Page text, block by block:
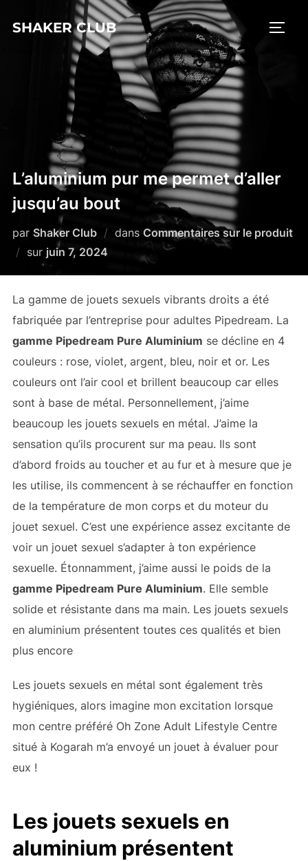
SHAKER CLUB
L’aluminium pur me permet d’aller
jusqu’au bout
par Shaker Club dans Commentaires sur le produit
sur Publié
juin 7, 2024
La gamme de jouets sexuels vibrants droits a été
fabriquée par l’entreprise pour adultes Pipedream. La
gamme Pipedream Pure Aluminium se décline en 4
couleurs : rose, violet, argent, bleu, noir et or. Les
couleurs ont l’air cool et brillent beaucoup car elles
sont à base de métal. Personnellement, j’aime
beaucoup les jouets sexuels en métal. J’aime la
sensation qu’ils procurent sur ma peau. Ils sont
d’abord froids au toucher et au fur et à mesure que je
les utilise, ils commencent à se réchauffer en fonction
de la température de mon corps et du moteur du
jouet sexuel. C’est une expérience assez excitante de
voir un jouet sexuel s’adapter à ton expérience
sexuelle. Étonnamment, j’aime aussi le poids de la
gamme Pipedream Pure Aluminium. Elle semble
solide et résistante dans ma main. Les jouets sexuels
en aluminium présentent toutes ces qualités et bien
plus encore
Les jouets sexuels en métal sont également très
hygiéniques, alors imagine mon excitation lorsque
mon centre préféré Oh Zone Adult Lifestyle Centre
situé à Kogarah m’a envoyé un jouet à évaluer pour
eux !
Les jouets sexuels en
aluminium présentent